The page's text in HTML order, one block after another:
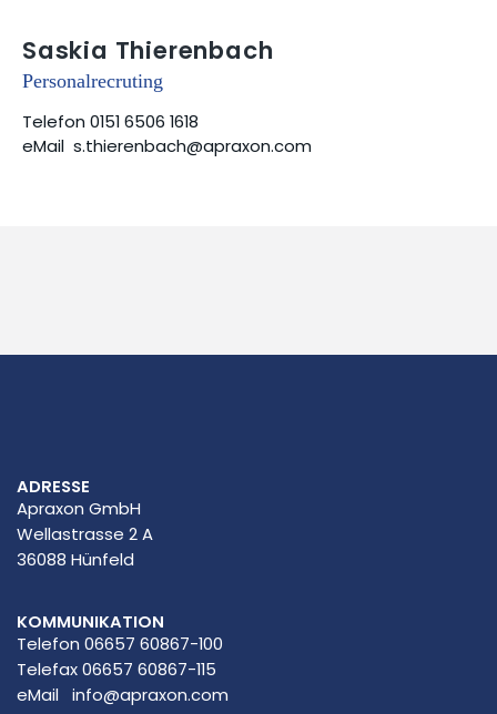
Saskia Thierenbach
Personalrecruting
Telefon 0151 6506 1618
eMail s.thierenbach@apraxon.com
ADRESSE
Apraxon GmbH
Wellastrasse 2 A
36088 Hünfeld
KOMMUNIKATION
Telefon 06657 60867-100
Telefax 06657 60867-115
eMail info@apraxon.com